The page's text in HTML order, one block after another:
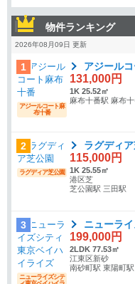
物件ランキング
2026年08月09日 更新
1
アジールコート麻
布十番
アジール
131,000円
1K 25.52㎡
麻布十番駅 麻布
2
ラグディア芝公園
ラグディ
115,000円
1K 25.55㎡
港区芝
芝公園駅 三田駅
3
ニューライズシテ
ニューラ
199,000円
2LDK 77.53㎡
江東区新砂
南砂町駅 東陽町駅